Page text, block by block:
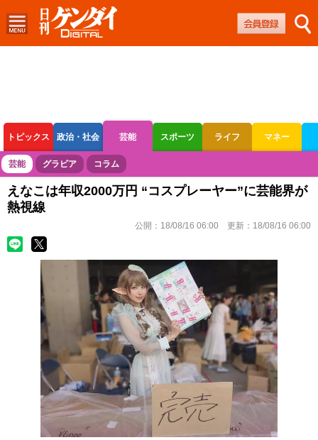
トピックス 政治・社会 芸能 スポーツ ライフ マネー
ボートレース 競輪 オートレース
芸能 グラビア コラム
えなこは年収2000万円 “コスプレーヤー”に芸能界が
熱視線
公開： 18/08/16 06:00 更新： 18/08/16 06:00